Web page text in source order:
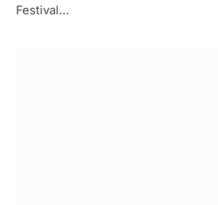
Festival…